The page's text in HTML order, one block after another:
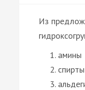
Из
амины
спирты